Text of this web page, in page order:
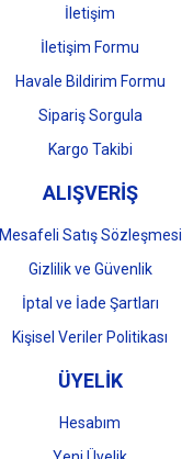
Gönder
İletişim
İletişim Formu
Havale Bildirim Formu
Sipariş Sorgula
Kargo Takibi
ALIŞVERİŞ
Mesafeli Satış Sözleşmesi
Gizlilik ve Güvenlik
İptal ve İade Şartları
Kişisel Veriler Politikası
ÜYELİK
Hesabım